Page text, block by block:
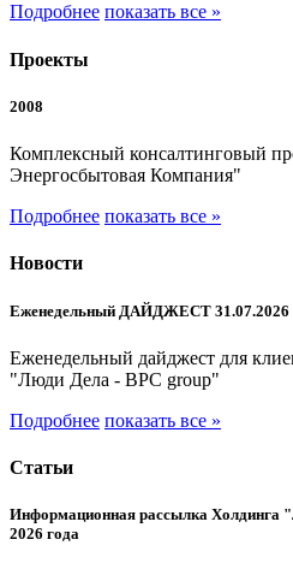
Подробнее показать все »
Проекты
2008
Комплексный консалтинговый
Энергосбытовая Компания"
Подробнее показать все »
Новости
Еженедельный ДАЙДЖЕСТ 31.07.2026
Еженедельный дайджест для
"Люди Дела - BPC group"
Подробнее показать все »
Статьи
Информационная рассылка Холдинга
2026 года